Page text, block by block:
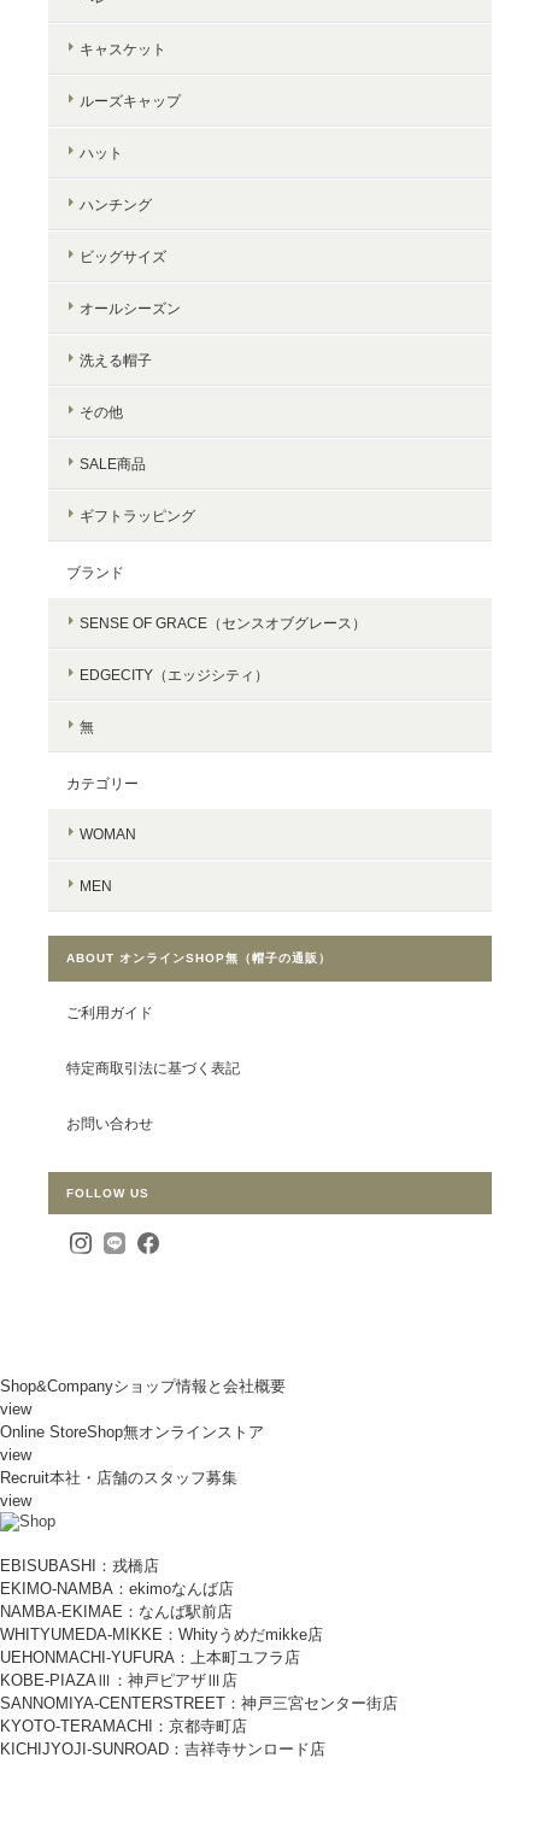
キャスケット
ルーズキャップ
ハット
ハンチング
ビッグサイズ
オールシーズン
洗える帽子
その他
SALE商品
ギフトラッピング
ブランド
SENSE OF GRACE（センスオブグレース）
EDGECITY（エッジシティ）
無
カテゴリー
WOMAN
MEN
ABOUT オンラインSHOP無（帽子の通販）
ご利用ガイド
特定商取引法に基づく表記
お問い合わせ
FOLLOW US
Shop&Companyショップ情報と会社概要
view
Online StoreShop無オンラインストア
view
Recruit本社・店舗のスタッフ募集
view
EBISUBASHI：戎橋店
EKIMO-NAMBA：ekimoなんば店
NAMBA-EKIMAE：なんば駅前店
WHITYUMEDA-MIKKE：Whityうめだmikke店
UEHONMACHI-YUFURA：上本町ユフラ店
KOBE-PIAZAⅢ：神戸ピアザⅢ店
SANNOMIYA-CENTERSTREET：神戸三宮センター街店
KYOTO-TERAMACHI：京都寺町店
KICHIJYOJI-SUNROAD：吉祥寺サンロード店